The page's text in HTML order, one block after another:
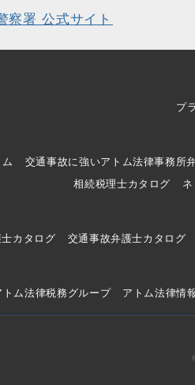
察署 公式サイト
プ
交通事故に強いアトム法律事務所
相続税理士カタログ
カタログ 交通事故弁護士カタログ
トム法律税務グループ アトム法律情